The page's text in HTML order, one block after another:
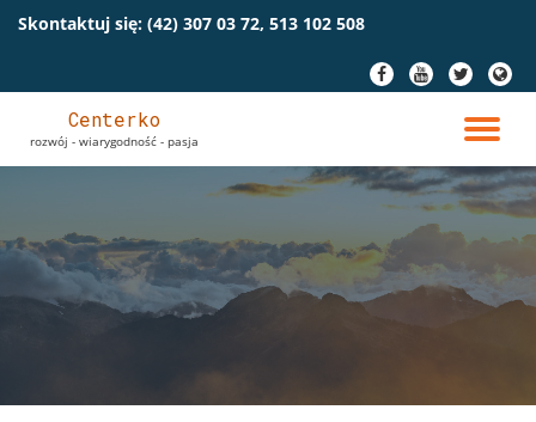
Skontaktuj się: (42) 307 03 72, 513 102 508
fa-
facebook
fa-
youtube
fa-
twitter
fa-
globe
Centerko
rozwój - wiarygodność - pasja